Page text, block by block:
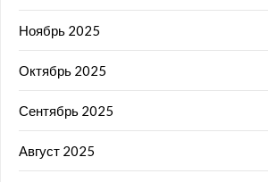
Ноябрь 2025
Октябрь 2025
Сентябрь 2025
Август 2025